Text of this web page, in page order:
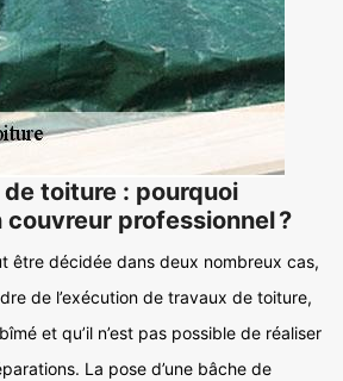
toiture : pourquoi
couvreur professionnel ?
être décidée dans deux nombreux cas,
de l’exécution de travaux de toiture,
et qu’il n’est pas possible de réaliser
La pose d’une bâche de